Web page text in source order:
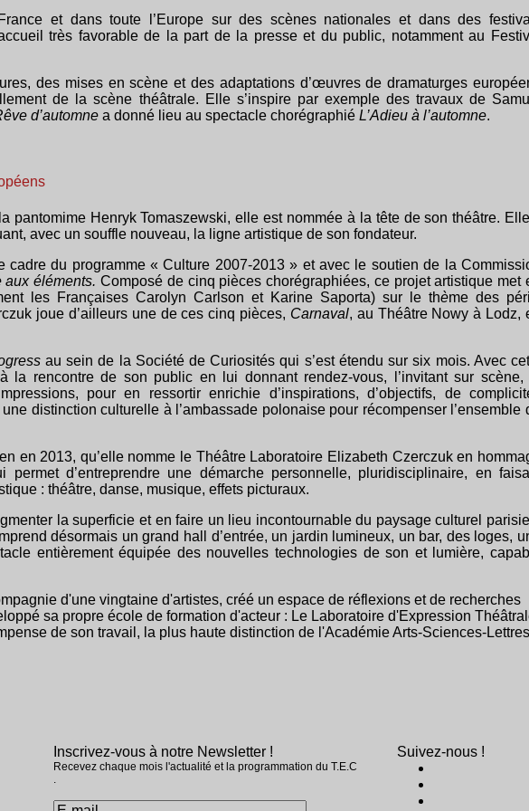
et dans toute l’Europe sur des scènes nationales et dans des
très favorable de la part de la presse et du public, notamment au
des mises en scène et des adaptations d’œuvres de dramaturges
de la scène théâtrale. Elle s’inspire par exemple des travaux de
d’automne a donné lieu au spectacle chorégraphié L’Adieu à l’automne.
pantomime Henryk Tomaszewski, elle est nommée à la tête de son théâtre.
avec un souffle nouveau, la ligne artistique de son fondateur.
du programme « Culture 2007-2013 » et avec le soutien de la
aux éléments. Composé de cinq pièces chorégraphiées, ce projet artistique met
les Françaises Carolyn Carlson et Karine Saporta) sur le thème des
joue d’ailleurs une de ces cinq pièces, Carnaval, au Théâtre Nowy à Lodz,
au sein de la Société de Curiosités qui s’est étendu sur six mois. Avec
la rencontre de son public en lui donnant rendez-vous, l’invitant sur scène,
pour en ressortir enrichie d’inspirations, d’objectifs, de
distinction culturelle à l’ambassade polonaise pour récompenser l’ensemble
en 2013, qu’elle nomme le Théâtre Laboratoire Elizabeth Czerczuk en
d’entreprendre une démarche personnelle, pluridisciplinaire, en
: théâtre, danse, musique, effets picturaux.
la superficie et en faire un lieu incontournable du paysage culturel
désormais un grand hall d’entrée, un jardin lumineux, un bar, des loges,
entièrement équipée des nouvelles technologies de son et lumière,
d'une vingtaine d'artistes, créé un espace de réflexions et de recherches
sa propre école de formation d'acteur : Le Laboratoire d'Expression
de son travail, la plus haute distinction de l'Académie Arts-Sciences-
Inscrivez-vous à notre Newsletter !
Recevez chaque mois l'actualité et la programmation du T.E.C
Suivez-nous !